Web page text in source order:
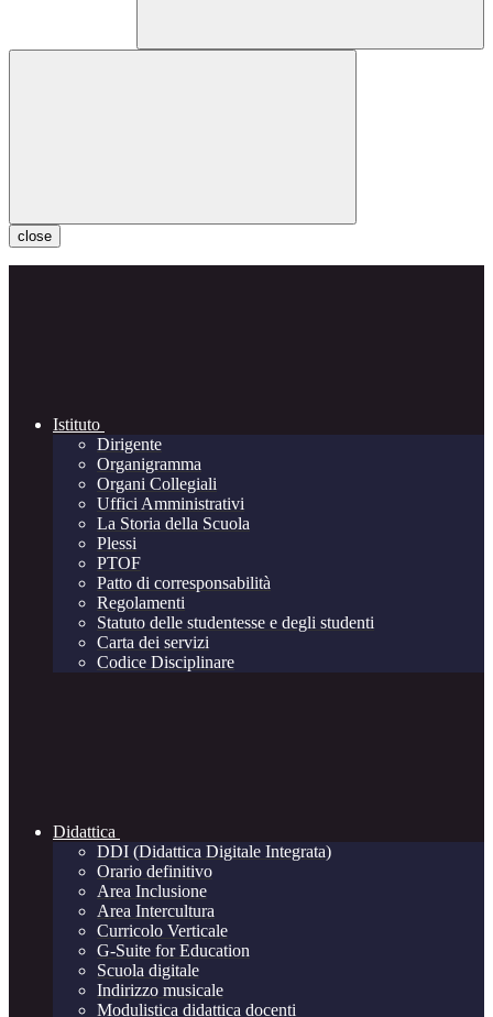
close
Istituto
Dirigente
Organigramma
Organi Collegiali
Uffici Amministrativi
La Storia della Scuola
Plessi
PTOF
Patto di corresponsabilità
Regolamenti
Statuto delle studentesse e degli studenti
Carta dei servizi
Codice Disciplinare
Didattica
DDI (Didattica Digitale Integrata)
Orario definitivo
Area Inclusione
Area Intercultura
Curricolo Verticale
G-Suite for Education
Scuola digitale
Indirizzo musicale
Modulistica didattica docenti